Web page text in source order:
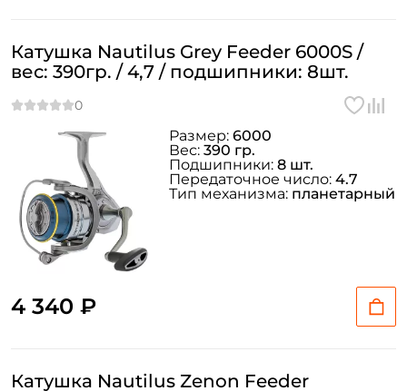
Катушка Nautilus Grey Feeder 6000S /
вес: 390гр. / 4,7 / подшипники: 8шт.
4 340 ₽
Размер: 6000
Вес: 390 гр.
Подшипники: 8 шт.
Передаточное число: 4.7
Тип механизма: планетарный
Катушка Nautilus Zenon Feeder